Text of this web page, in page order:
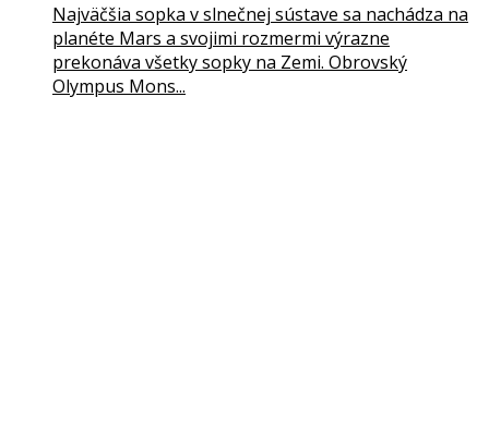
Najväčšia sopka v slnečnej sústave sa nachádza na
planéte Mars a svojimi rozmermi výrazne
prekonáva všetky sopky na Zemi. Obrovský
Olympus Mons...